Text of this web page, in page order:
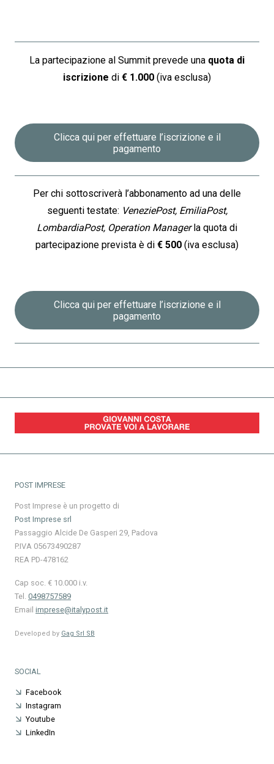
La partecipazione al Summit prevede una quota di
iscrizione di € 1.000 (iva esclusa)
Clicca qui per effettuare l’iscrizione e il
pagamento
Per chi sottoscriverà l’abbonamento ad una delle
seguenti testate: VeneziePost, EmiliaPost,
LombardiaPost, Operation Managerla quota di
partecipazione prevista è di € 500 (iva esclusa)
Clicca qui per effettuare l’iscrizione e il
pagamento
POST IMPRESE
Post Imprese è un progetto di
Post Imprese srl
Passaggio Alcide De Gasperi 29, Padova
P.IVA 05673490287
REA PD-478162
Cap soc. € 10.000 i.v.
Tel. 0498757589
Email imprese@italypost.it
Developed by Gag Srl SB
SOCIAL
Facebook
Instagram
Youtube
LinkedIn